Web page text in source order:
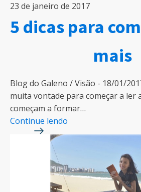
23 de janeiro de 2017
5 dicas para
mais
Blog do Galeno / Visão - 18/01/
muita vontade para começar a ler
começam a formar…
Continue lendo